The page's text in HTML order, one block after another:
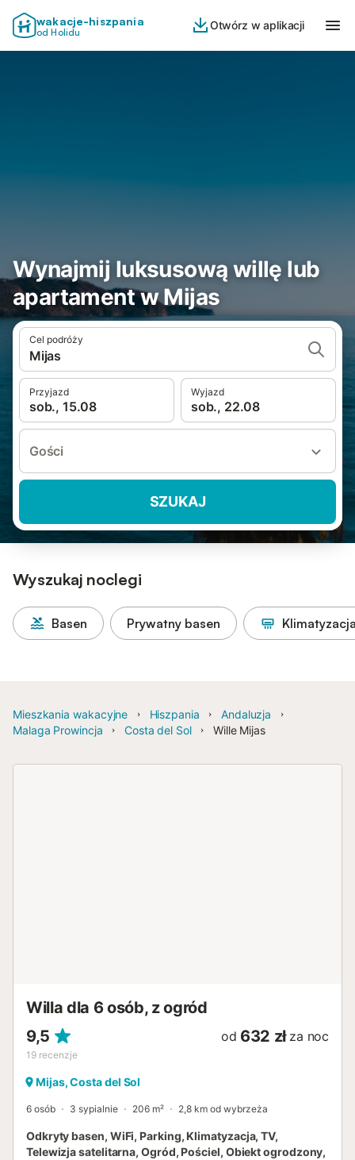
wakacje-hiszpania
od Holidu
Otwórz w aplikacji
Wynajmij luksusową willę lub
apartament w Mijas
Cel podróży
Mijas
Przyjazd
sob., 15.08
Wyjazd
sob., 22.08
Gości
SZUKAJ
Wyszukaj noclegi
Basen Prywatny basen
Mieszkania wakacyjne Hiszpania
Andaluzja
Malaga Prowincja
Costa del Sol Wille Mijas
Willa dla 6 osób, z ogród
9,5
19 recenzje
od 632 zł za noc
Mijas, Costa del Sol
6 osób 3 sypialnie 206 m² 2,8 km od wybrzeża
Odkryty basen, WiFi, Parking, Klimatyzacja, TV,
Telewizja satelitarna, Ogród, Pościel, Obiekt ogrodzony,